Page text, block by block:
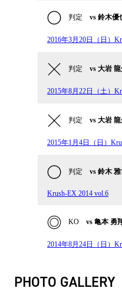
判定 vs 鈴木優
2016年3月20日（日）
判定 vs 大岩
2015年8月22日（土）
判定 vs 大岩
2015年1月4日（日）
判定 vs 鈴木
Krush-EX 2014 vol.6
KO vs 亀本 勇
2014年8月24日（日）
PHOTO GALLERY